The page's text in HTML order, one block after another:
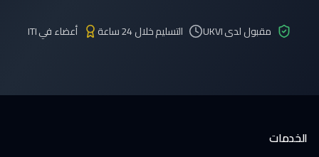
مقبول لدى UKVI التسليم خلال 24 ساعة أعضاء في ITI
الخدمات